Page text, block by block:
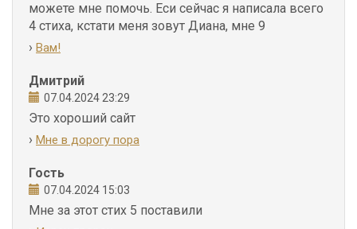
можете мне помочь. Еси сейчас я написала всего
4 стиха, кстати меня зовут Диана, мне 9
› Вам!
Дмитрий
07.04.2024 23:29
Это хороший сайт
› Мне в дорогу пора
Гость
07.04.2024 15:03
Мне за этот стих 5 поставили